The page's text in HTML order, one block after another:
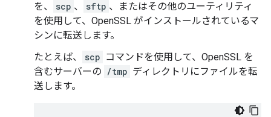
を、
scp 、 sftp 、またはその他のユーティリティ
を使用して、OpenSSL がインストールされているマ
シンに転送します。
たとえば、
scp コマンドを使用して、OpenSSL を
含むサーバーの /tmp ディレクトリにファイルを転
送します。